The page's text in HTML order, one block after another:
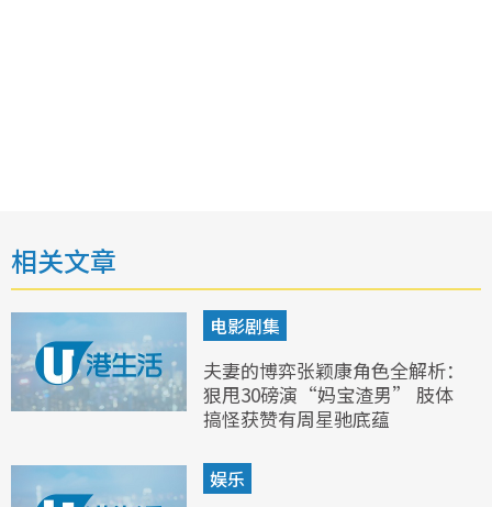
相关文章
电影剧集
夫妻的博弈张颖康角色全解析：
狠甩30磅演“妈宝渣男” 肢体
搞怪获赞有周星驰底蕴
娱乐